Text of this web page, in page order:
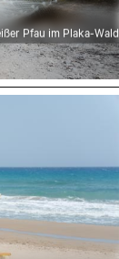
Pfau im Plaka-Wald
am